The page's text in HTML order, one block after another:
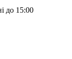
до 15:00